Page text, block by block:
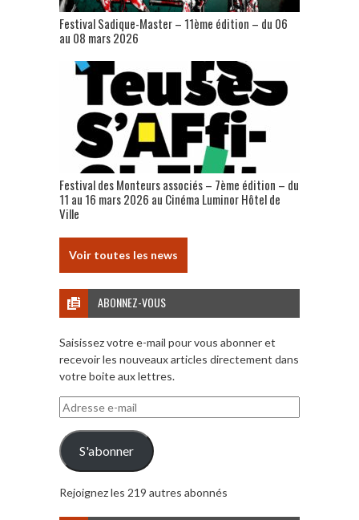
Festival Sadique-Master – 11ème édition – du 06
au 08 mars 2026
Festival des Monteurs associés – 7ème édition – du
11 au 16 mars 2026 au Cinéma Luminor Hôtel de
Ville
Voir toutes les news
ABONNEZ-VOUS
Saisissez votre e-mail pour vous abonner et
recevoir les nouveaux articles directement dans
votre boite aux lettres.
Adresse
e-
mail
S'abonner
Rejoignez les 219 autres abonnés